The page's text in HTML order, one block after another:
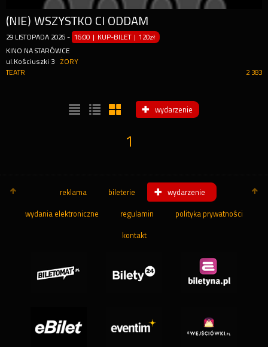
(NIE) WSZYSTKO CI ODDAM
29 LISTOPADA 2026 - 16:00 | KUP-BILET |120zł
KINO NA STARÓWCE
ul.Kościuszki 3
ŻORY
2 383
TEATR
wydarzenie
1
reklama bileterie wydarzenie
wydania elektroniczne regulamin polityka prywatności
kontakt